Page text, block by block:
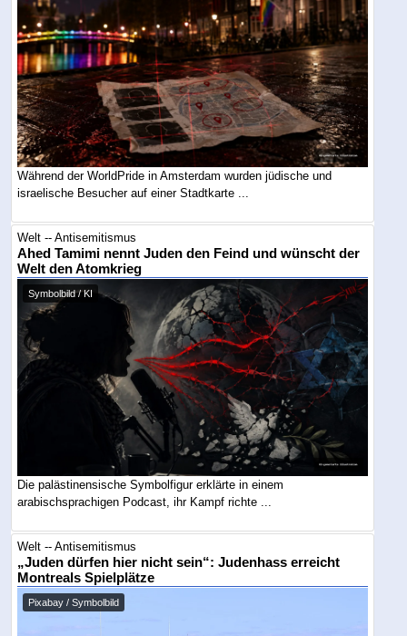
Während der WorldPride in Amsterdam wurden jüdische und
israelische Besucher auf einer Stadtkarte ...
Welt -- Antisemitismus
Ahed Tamimi nennt Juden den Feind und wünscht der
Welt den Atomkrieg
Symbolbild / KI
Die palästinensische Symbolfigur erklärte in einem
arabischsprachigen Podcast, ihr Kampf richte ...
Welt -- Antisemitismus
„Juden dürfen hier nicht sein“: Judenhass erreicht
Montreals Spielplätze
Pixabay / Symbolbild